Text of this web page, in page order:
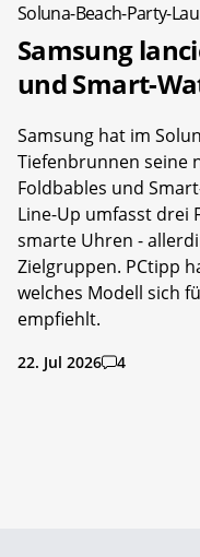
Soluna-Beach-Party-
Samsung
und Smart-
Samsung hat im
Tiefenbrunnen seine
Foldbables und
Line-Up umfasst drei
smarte Uhren -
Zielgruppen. PCtipp
welches Modell sich
empfiehlt.
22. Jul 2026 4